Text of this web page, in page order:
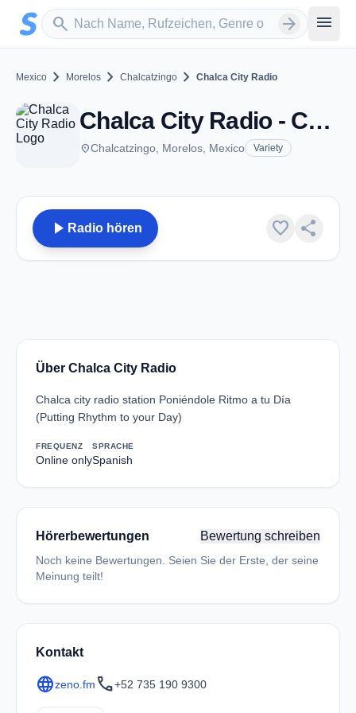
Zum Hauptinhalt springen
search
Sender suchen arrow_forward menu
Mexico chevron_right Morelos chevron_right Chalcatzingo chevron_right Chalca City Radio
Chalca City Radio - Chalcatzingo, ML
placeChalcatzingo, Morelos, Mexico Variety
play_arrow Radio hören favorite share
Über Chalca City Radio
Chalca city radio station Poniéndole Ritmo a tu Día
(Putting Rhythm to your Day)
FREQUENZ
Online only
SPRACHE
Spanish
Hörerbewertungen Bewertung schreiben
Noch keine Bewertungen. Seien Sie der Erste, der seine
Meinung teilt!
Kontakt
languagezeno.fm call+52 735 190 9300